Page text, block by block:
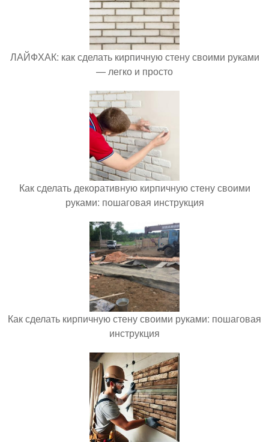
ЛАЙФХАК: как сделать кирпичную стену своими руками
— легко и просто
Как сделать декоративную кирпичную стену своими
руками: пошаговая инструкция
Как сделать кирпичную стену своими руками: пошаговая
инструкция